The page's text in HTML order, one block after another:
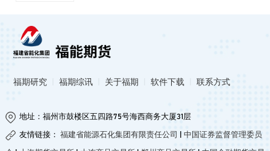
福期研究 福期综讯 关于福期 软件下载 联系方式
地址：福州市鼓楼区五四路75号海西商务大厦31层
友情链接： 福建省能源石化集团有限责任公司 中国证券监督管理委员